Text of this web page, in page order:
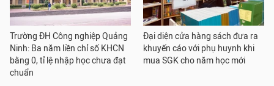
Trường ĐH Công nghiệp Quảng
Ninh: Ba năm liền chỉ số KHCN
bằng 0, tỉ lệ nhập học chưa đạt
chuẩn
Đại diện cửa hàng sách đưa ra
khuyến cáo với phụ huynh khi
mua SGK cho năm học mới